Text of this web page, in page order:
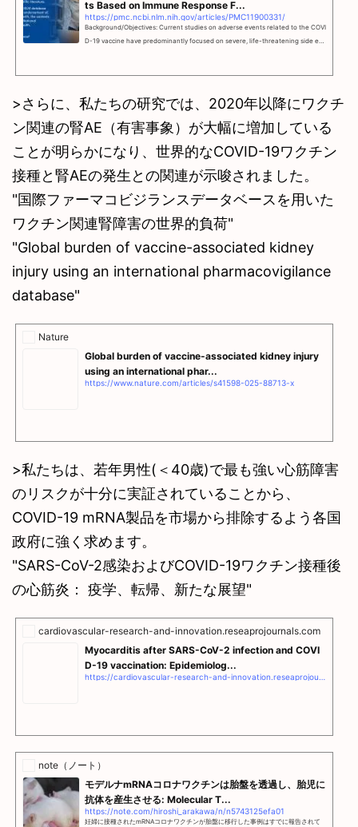
ts Based on Immune Response F...
https://pmc.ncbi.nlm.nih.gov/articles/PMC11900331/
Background/Objectives: Current studies on adverse events related to the COVI
D-19 vaccine have predominantly focused on severe, life-threatening side eff
>さらに、私たちの研究では、2020年以降にワクチ
ン関連の腎AE（有害事象）が大幅に増加している
ことが明らかになり、世界的なCOVID-19ワクチン
接種と腎AEの発生との関連が示唆されました。
"国際ファーマコビジランスデータベースを用いた
ワクチン関連腎障害の世界的負荷"
"Global burden of vaccine-associated kidney
injury using an international pharmacovigilance
database"
Nature
Global burden of vaccine-associated kidney injury
using an international phar...
https://www.nature.com/articles/s41598-025-88713-x
>私たちは、若年男性(＜40歳)で最も強い心筋障害
のリスクが十分に実証されていることから、
COVID-19 mRNA製品を市場から排除するよう各国
政府に強く求めます。
"SARS-CoV-2感染およびCOVID-19ワクチン接種後
の心筋炎： 疫学、転帰、新たな展望"
cardiovascular-research-and-innovation.reseaprojournals.com
Myocarditis after SARS-CoV-2 infection and COVI
D-19 vaccination: Epidemiolog...
note（ノート）
モデルナmRNAコロナワクチンは胎盤を透過し、胎児に
抗体を産生させる: Molecular T...
https://note.com/hiroshi_arakawa/n/n5743125efa01
妊婦に接種されたmRNAコロナワクチンが胎盤に移行した事例はすでに報告されて